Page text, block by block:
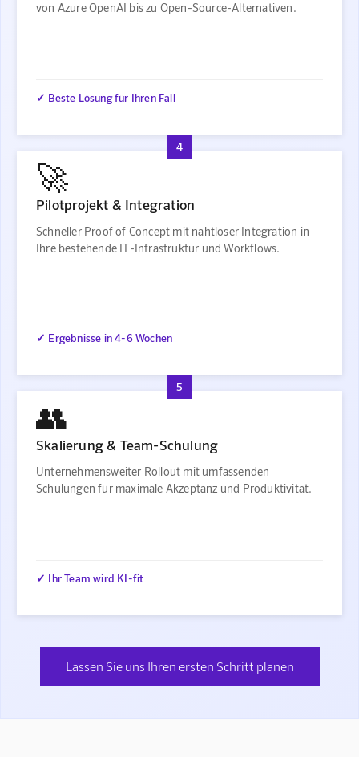
von Azure OpenAI bis zu Open-Source-Alternativen.
✓ Beste Lösung für Ihren Fall
4
🚀
Pilotprojekt & Integration
Schneller Proof of Concept mit nahtloser Integration in
Ihre bestehende IT-Infrastruktur und Workflows.
✓ Ergebnisse in 4-6 Wochen
5
👥
Skalierung & Team-Schulung
Unternehmensweiter Rollout mit umfassenden
Schulungen für maximale Akzeptanz und Produktivität.
✓ Ihr Team wird KI-fit
Lassen Sie uns Ihren ersten Schritt planen